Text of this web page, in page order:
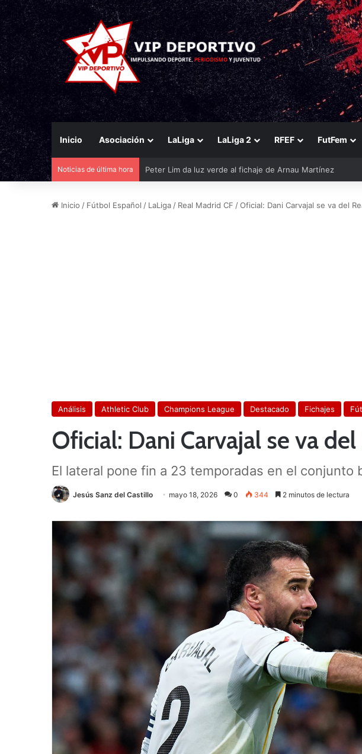
Inicio Asociación LaLiga LaLiga 2 RFEF FutFem
Noticias de última hora El Eldense mira a las canteras para reforzarse
Inicio / Fútbol Español / LaLiga / Real Madrid CF /Oficial: Dani Carvajal se va del
Análisis Athletic Club Champions League Destacado Fichajes
Oficial: Dani Carvajal se va
El lateral pone fin a 23 temporadas en el
Jesús Sanz del Castillo mayo 18, 2026 0 344 2 minutos de lectura